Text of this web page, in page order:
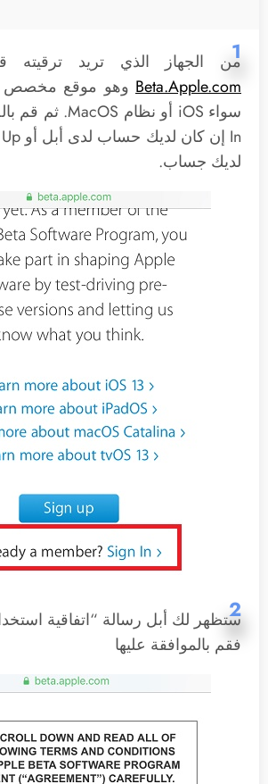
1
من الجهاز الذي تريد ترقيته
Beta.Apple.com وهو موقع مخصص
لديك جساب.
2
ستظهر لك أبل رسالة “اتفاقية
فقم بالموافقة عليها